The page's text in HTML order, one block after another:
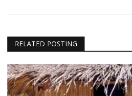
RELATED POSTING